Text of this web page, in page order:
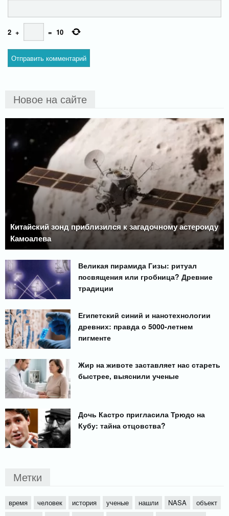
2 + = 10
Новое на сайте
Китайский зонд приблизился к загадочному астероиду
Камоалева
Великая пирамида Гизы: ритуал
посвящения или гробница? Древние
традиции
Египетский синий и нанотехнологии
древних: правда о 5000-летнем
пигменте
Жир на животе заставляет нас стареть
быстрее, выяснили ученые
Дочь Кастро пригласила Трюдо на
Кубу: тайна отцовства?
Метки
время человек история ученые нашли NASA
объект